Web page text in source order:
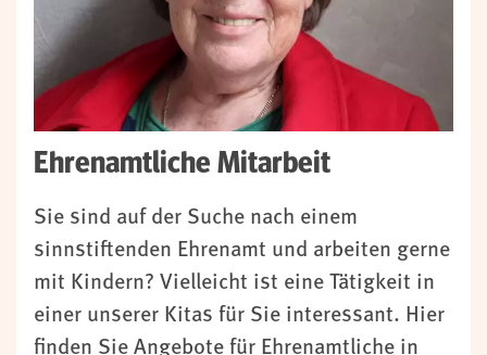
Ehrenamtliche Mitarbeit
Sie sind auf der Suche nach einem
sinnstiftenden Ehrenamt und arbeiten gerne
mit Kindern? Vielleicht ist eine Tätigkeit in
einer unserer Kitas für Sie interessant. Hier
finden Sie Angebote für Ehrenamtliche in